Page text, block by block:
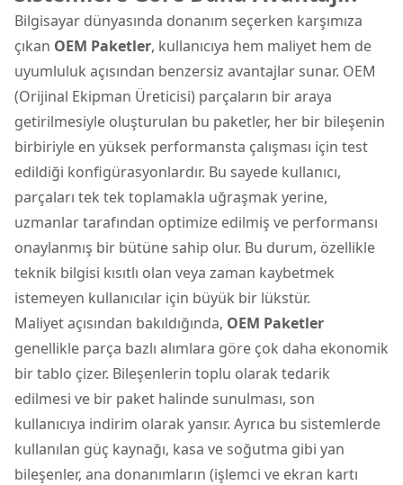
Bilgisayar dünyasında donanım seçerken karşımıza
çıkan OEM Paketler, kullanıcıya hem maliyet hem de
uyumluluk açısından benzersiz avantajlar sunar. OEM
(Orijinal Ekipman Üreticisi) parçaların bir araya
getirilmesiyle oluşturulan bu paketler, her bir bileşenin
birbiriyle en yüksek performansta çalışması için test
edildiği konfigürasyonlardır. Bu sayede kullanıcı,
parçaları tek tek toplamakla uğraşmak yerine,
uzmanlar tarafından optimize edilmiş ve performansı
onaylanmış bir bütüne sahip olur. Bu durum, özellikle
teknik bilgisi kısıtlı olan veya zaman kaybetmek
istemeyen kullanıcılar için büyük bir lükstür.
Maliyet açısından bakıldığında, OEM Paketler
genellikle parça bazlı alımlara göre çok daha ekonomik
bir tablo çizer. Bileşenlerin toplu olarak tedarik
edilmesi ve bir paket halinde sunulması, son
kullanıcıya indirim olarak yansır. Ayrıca bu sistemlerde
kullanılan güç kaynağı, kasa ve soğutma gibi yan
bileşenler, ana donanımların (işlemci ve ekran kartı